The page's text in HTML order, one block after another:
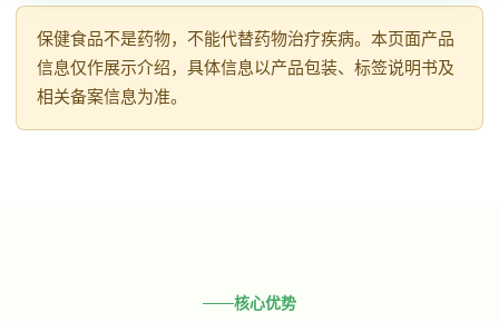
保健食品不是药物，不能代替药物治疗疾病。本页面产品
信息仅作展示介绍，具体信息以产品包装、标签说明书及
相关备案信息为准。
核心优势